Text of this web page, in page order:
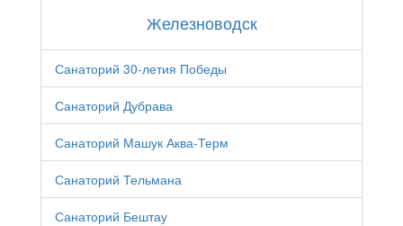
Железноводск
Санаторий 30-летия Победы
Санаторий Дубрава
Санаторий Машук Аква-Терм
Санаторий Тельмана
Санаторий Бештау